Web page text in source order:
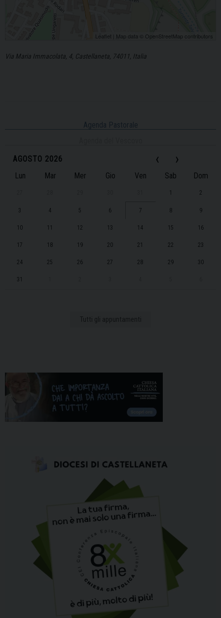
Leaflet | Map data © OpenStreetMap contributors
Via Maria Immacolata, 4, Castellaneta, 74011, Italia
Agenda Pastorale
‹
AGOSTO 2026 ›
Lun Mar Mer Gio Ven Sab Dom
1 2
3 4 5 6 7 8 9
10 11 12 13 14 15 16
17 18 19 20 21 22 23
24 25 26 27 28 29 30
31
Tutti gli appuntamenti